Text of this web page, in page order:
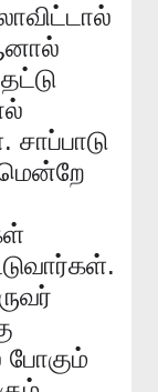
தட்டு
. சாப்பாடு
.
போகும்